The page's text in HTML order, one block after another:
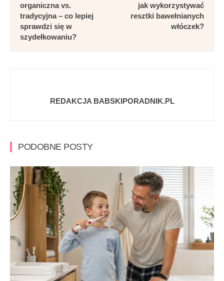
organiczna vs.
tradycyjna – co lepiej
sprawdzi się w
szydełkowaniu?
jak wykorzystywać
resztki bawełnianych
włóczek?
REDAKCJA BABSKIPORADNIK.PL
PODOBNE POSTY